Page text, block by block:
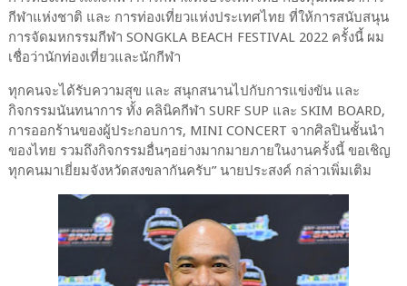
กีฬาแห่งชาติ และ การท่องเที่ยวแห่งประเทศไทย ที่ให้การสนับสนุน
การจัดมหกรรมกีฬา SONGKLA BEACH FESTIVAL 2022 ครั้งนี้ ผม
เชื่อว่านักท่องเที่ยวและนักกีฬา
ทุกคนจะได้รับความสุข และ สนุกสนานไปกับการแข่งขัน และ
กิจกรรมนันทนาการ ทั้ง คลินิคกีฬา SURF SUP และ SKIM BOARD,
การออกร้านของผู้ประกอบการ, MINI CONCERT จากศิลปินชั้นนำ
ของไทย รวมถึงกิจกรรมอื่นๆอย่างมากมายภายในงานครั้งนี้ ขอเชิญ
ทุกคนมาเยี่ยมจังหวัดสงขลากันครับ” นายประสงค์ กล่าวเพิ่มเติม